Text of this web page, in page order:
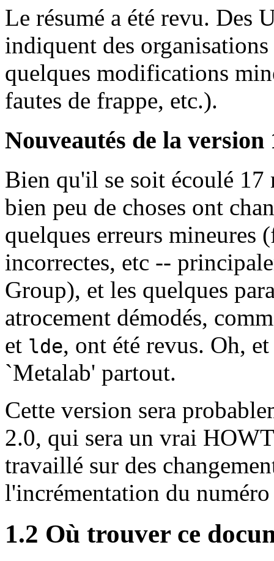
Le résumé a été revu. Des
indiquent des
quelques modifications
fautes de frappe, etc.).
Nouveautés de la version
Bien qu'il se soit écoulé
bien peu de choses ont
quelques erreurs mineures
incorrectes, etc --
Group), et les quelques
atrocement démodés,
et lde, ont été revus. Oh,
`Metalab' partout.
Cette version sera
2.0, qui sera un vrai
travaillé sur des
l'incrémentation du
1.2 Où trouver ce